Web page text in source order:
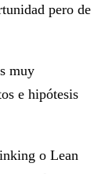
pero de
muy
e hipótesis
o Lean